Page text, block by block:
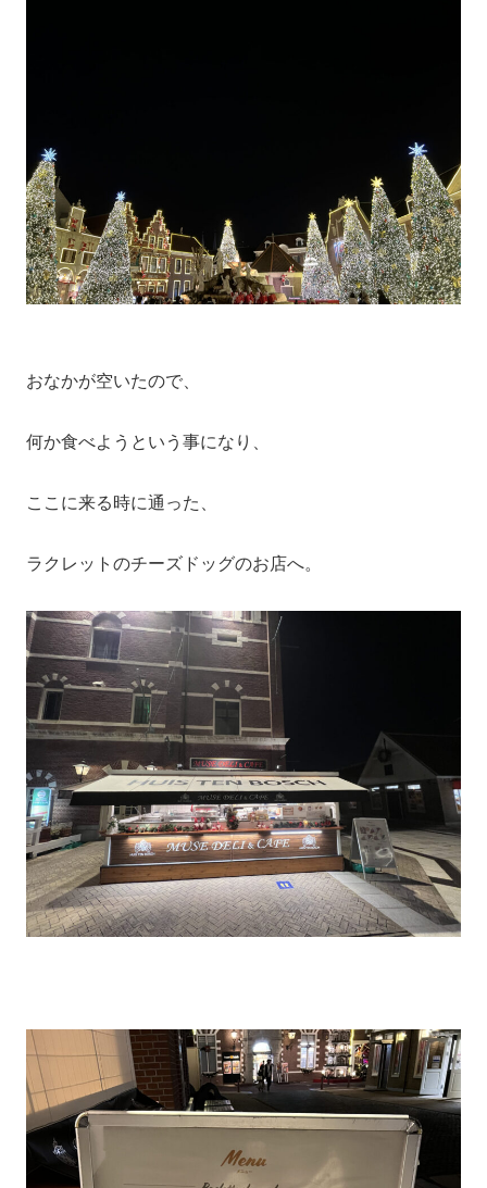
おなかが空いたので、
何か食べようという事になり、
ここに来る時に通った、
ラクレットのチーズドッグのお店へ。